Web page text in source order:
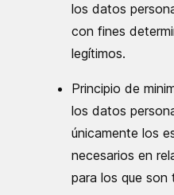
los datos
con fines
legítimos.
Principio de
los datos
únicamente los
necesarios en
para los que son